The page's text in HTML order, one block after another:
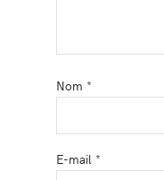
Nom *
E-mail *